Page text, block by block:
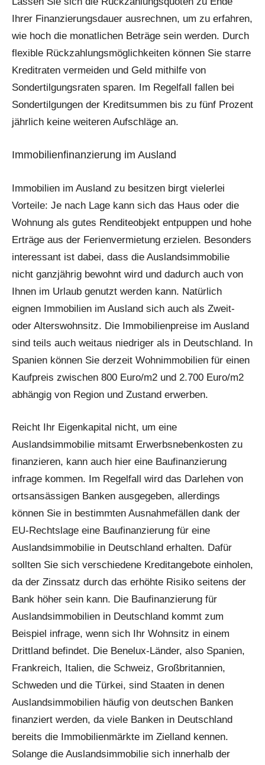
Ihrer Finanzierungsdauer ausrechnen, um zu erfahren,
wie hoch die monatlichen Beträge sein werden. Durch
flexible Rückzahlungsmöglichkeiten können Sie starre
Kreditraten vermeiden und Geld mithilfe von
Sondertilgungsraten sparen. Im Regelfall fallen bei
Sondertilgungen der Kreditsummen bis zu fünf Prozent
jährlich keine weiteren Aufschläge an.
Immobilienfinanzierung im Ausland
Immobilien im Ausland zu besitzen birgt vielerlei
Vorteile: Je nach Lage kann sich das Haus oder die
Wohnung als gutes Renditeobjekt entpuppen und hohe
Erträge aus der Ferienvermietung erzielen. Besonders
interessant ist dabei, dass die Auslandsimmobilie
nicht ganzjährig bewohnt wird und dadurch auch von
Ihnen im Urlaub genutzt werden kann. Natürlich
eignen Immobilien im Ausland sich auch als Zweit-
oder Alterswohnsitz. Die Immobilienpreise im Ausland
sind teils auch weitaus niedriger als in Deutschland. In
Spanien können Sie derzeit Wohnimmobilien für einen
Kaufpreis zwischen 800 Euro/m2 und 2.700 Euro/m2
abhängig von Region und Zustand erwerben.
Reicht Ihr Eigenkapital nicht, um eine
Auslandsimmobilie mitsamt Erwerbsnebenkosten zu
finanzieren, kann auch hier eine Baufinanzierung
infrage kommen. Im Regelfall wird das Darlehen von
ortsansässigen Banken ausgegeben, allerdings
können Sie in bestimmten Ausnahmefällen dank der
EU-Rechtslage eine Baufinanzierung für eine
Auslandsimmobilie in Deutschland erhalten. Dafür
sollten Sie sich verschiedene Kreditangebote einholen,
da der Zinssatz durch das erhöhte Risiko seitens der
Bank höher sein kann. Die Baufinanzierung für
Auslandsimmobilien in Deutschland kommt zum
Beispiel infrage, wenn sich Ihr Wohnsitz in einem
Drittland befindet. Die Benelux-Länder, also Spanien,
Frankreich, Italien, die Schweiz, Großbritannien,
Schweden und die Türkei, sind Staaten in denen
Auslandsimmobilien häufig von deutschen Banken
finanziert werden, da viele Banken in Deutschland
bereits die Immobilienmärkte im Zielland kennen.
Solange die Auslandsimmobilie sich innerhalb der